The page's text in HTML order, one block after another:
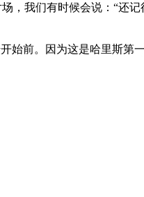
，我们有时候会说：“还
前。因为这是哈里斯第